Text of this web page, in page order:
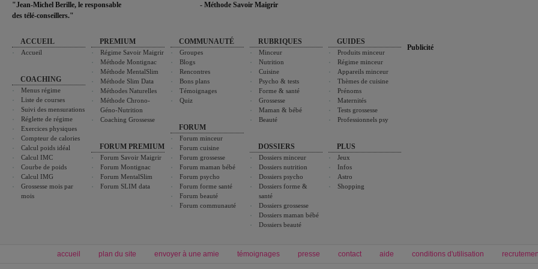
"Jean-Michel Berille, le responsable
des télé-conseillers."
- Méthode Savoir Maigrir
ACCUEIL
Accueil
COACHING
Menus régime
Liste de courses
Suivi des mensurations
Réglette de régime
Exercices physiques
Compteur de calories
Calcul poids idéal
Calcul IMC
Courbe de poids
Calcul IMG
Grossesse mois par
mois
PREMIUM
Régime Savoir Maigrir
Méthode Montignac
Méthode MentalSlim
Méthode Slim Data
Méthodes Naturelles
Méthode Chrono-
Géno-Nutrition
Coaching Grossesse
FORUM PREMIUM
Forum Savoir Maigrir
Forum Montignac
Forum MentalSlim
Forum SLIM data
COMMUNAUTÉ
Groupes
Blogs
Rencontres
Bons plans
Témoignages
Quiz
FORUM
Forum minceur
Forum cuisine
Forum grossesse
Forum maman bébé
Forum psycho
Forum forme santé
Forum beauté
Forum communauté
RUBRIQUES
Minceur
Nutrition
Cuisine
Psycho & tests
Forme & santé
Grossesse
Maman & bébé
Beauté
DOSSIERS
Dossiers minceur
Dossiers nutrition
Dossiers psycho
Dossiers forme &
santé
Dossiers grossesse
Dossiers maman bébé
Dossiers beauté
GUIDES
Produits minceur
Régime minceur
Appareils minceur
Thèmes de cuisine
Prénoms
Maternités
Tests grossesse
Professionnels psy
PLUS
Jeux
Infos
Astro
Shopping
Publicité
accueil plan du site envoyer à une amie témoignages presse contact aide conditions d'utilisation